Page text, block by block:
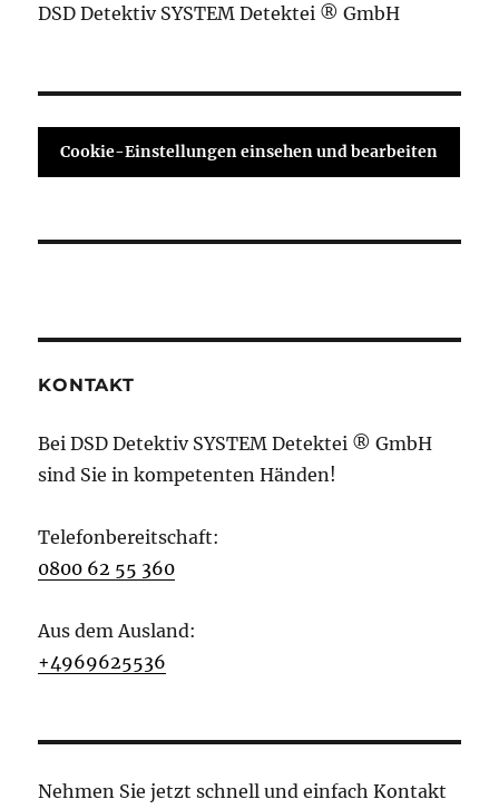
DSD Detektiv SYSTEM Detektei ® GmbH
Cookie-Einstellungen einsehen und bearbeiten
KONTAKT
Bei DSD Detektiv SYSTEM Detektei ® GmbH
sind Sie in kompetenten Händen!
Telefonbereitschaft:
0800 62 55 360
Aus dem Ausland:
+4969625536
Nehmen Sie jetzt schnell und einfach Kontakt